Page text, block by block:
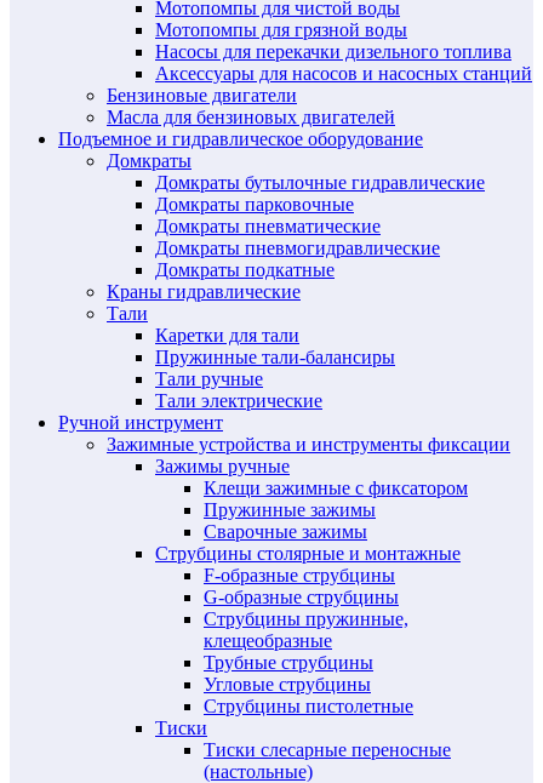
Мотопомпы для чистой воды
Мотопомпы для грязной воды
Насосы для перекачки дизельного топлива
Аксессуары для насосов и насосных станций
Бензиновые двигатели
Масла для бензиновых двигателей
Подъемное и гидравлическое оборудование
Домкраты
Домкраты бутылочные гидравлические
Домкраты парковочные
Домкраты пневматические
Домкраты пневмогидравлические
Домкраты подкатные
Краны гидравлические
Тали
Каретки для тали
Пружинные тали-балансиры
Тали ручные
Тали электрические
Ручной инструмент
Зажимные устройства и инструменты фиксации
Зажимы ручные
Клещи зажимные с фиксатором
Пружинные зажимы
Сварочные зажимы
Струбцины столярные и монтажные
F-образные струбцины
G-образные струбцины
Струбцины пружинные,
клещеобразные
Трубные струбцины
Угловые струбцины
Струбцины пистолетные
Тиски
Тиски слесарные переносные
(настольные)